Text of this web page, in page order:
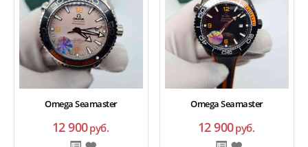
Omega Seamaster
12 900руб.
Omega Seamaster
12 900руб.